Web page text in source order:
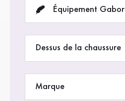
Équipement Gabor
Dessus de la chaussure
Marque